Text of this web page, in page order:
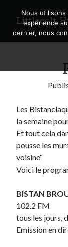
Littlecelt
Derniers
Municipales 2026 :
Explorez les
Lyon !
A quand une
Lyon ?
Comment je vis
Les
la semaine
Et tout cela
pousse les
voisine“
Voici le
BISTAN
102.2 FM
tous les jours,
Emission en
Nous
expérience
dernier, nous